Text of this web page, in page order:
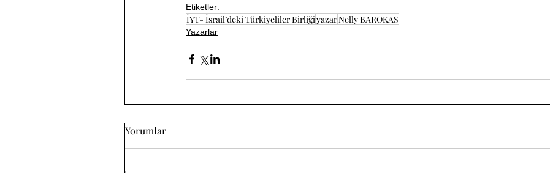
Etiketler:
İYT- İsrail’deki Türkiyeliler BirliğiyazarNelly BAROKAS
Yazarlar
Yorumlar